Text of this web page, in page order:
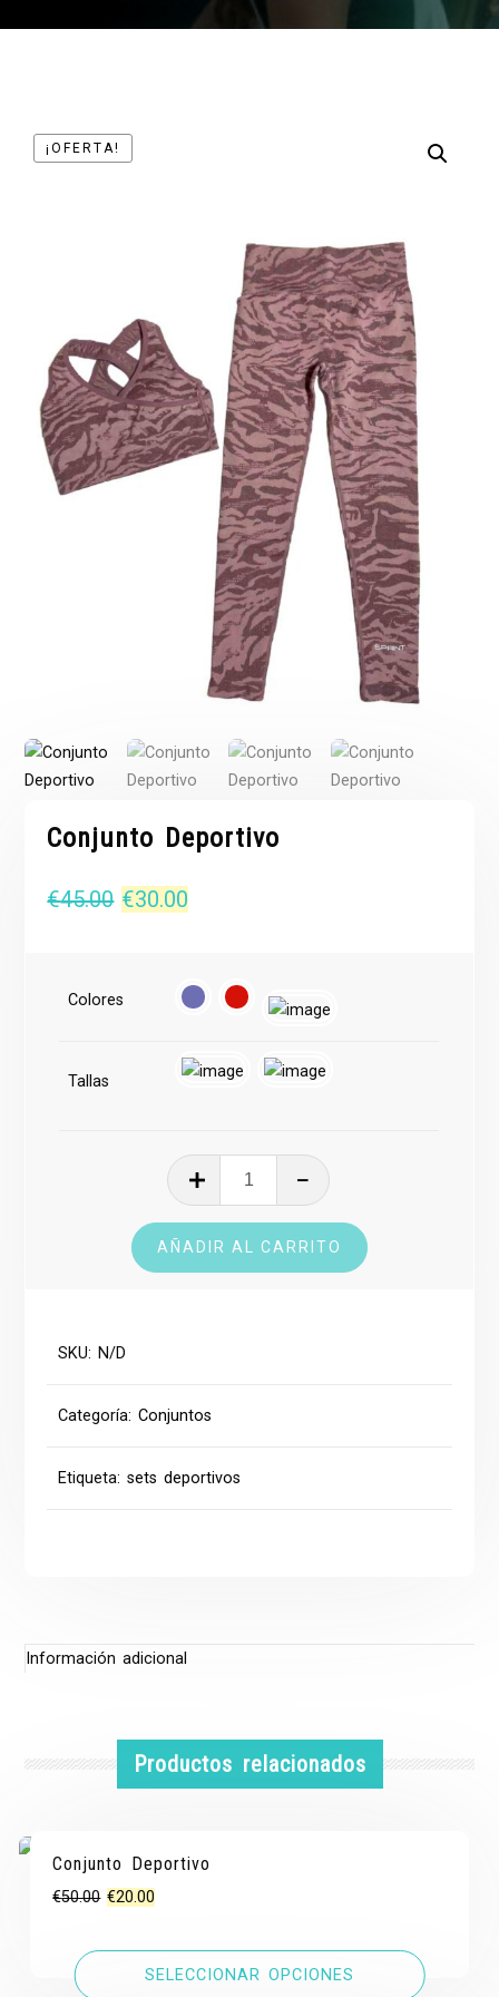
¡OFERTA!
Conjunto Deportivo
€45.00 El
original
€45.00.
€30.00
actual
€30.00.
Colores
Tallas
Conjunto
Deportivo
cantidad
AÑADIR AL CARRITO
SKU:N/D
Categoría:Conjuntos
Etiqueta:sets deportivos
Información adicional
Productos relacionados
Conjunto Deportivo
€50.00 El
original
€20.00
actual
es:
SELECCIONAR OPCIONES